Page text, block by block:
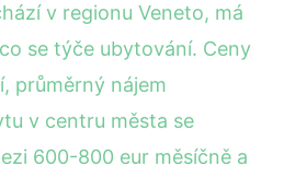
v regionu Veneto, má
se týče ubytování. Ceny
průměrný nájem
v centru města se
600-800 eur měsíčně a